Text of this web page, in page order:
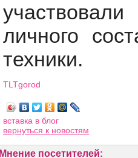
личного
техники.
TLTgorod
вставка в блог
вернуться к новостям
Мнение посетителей: